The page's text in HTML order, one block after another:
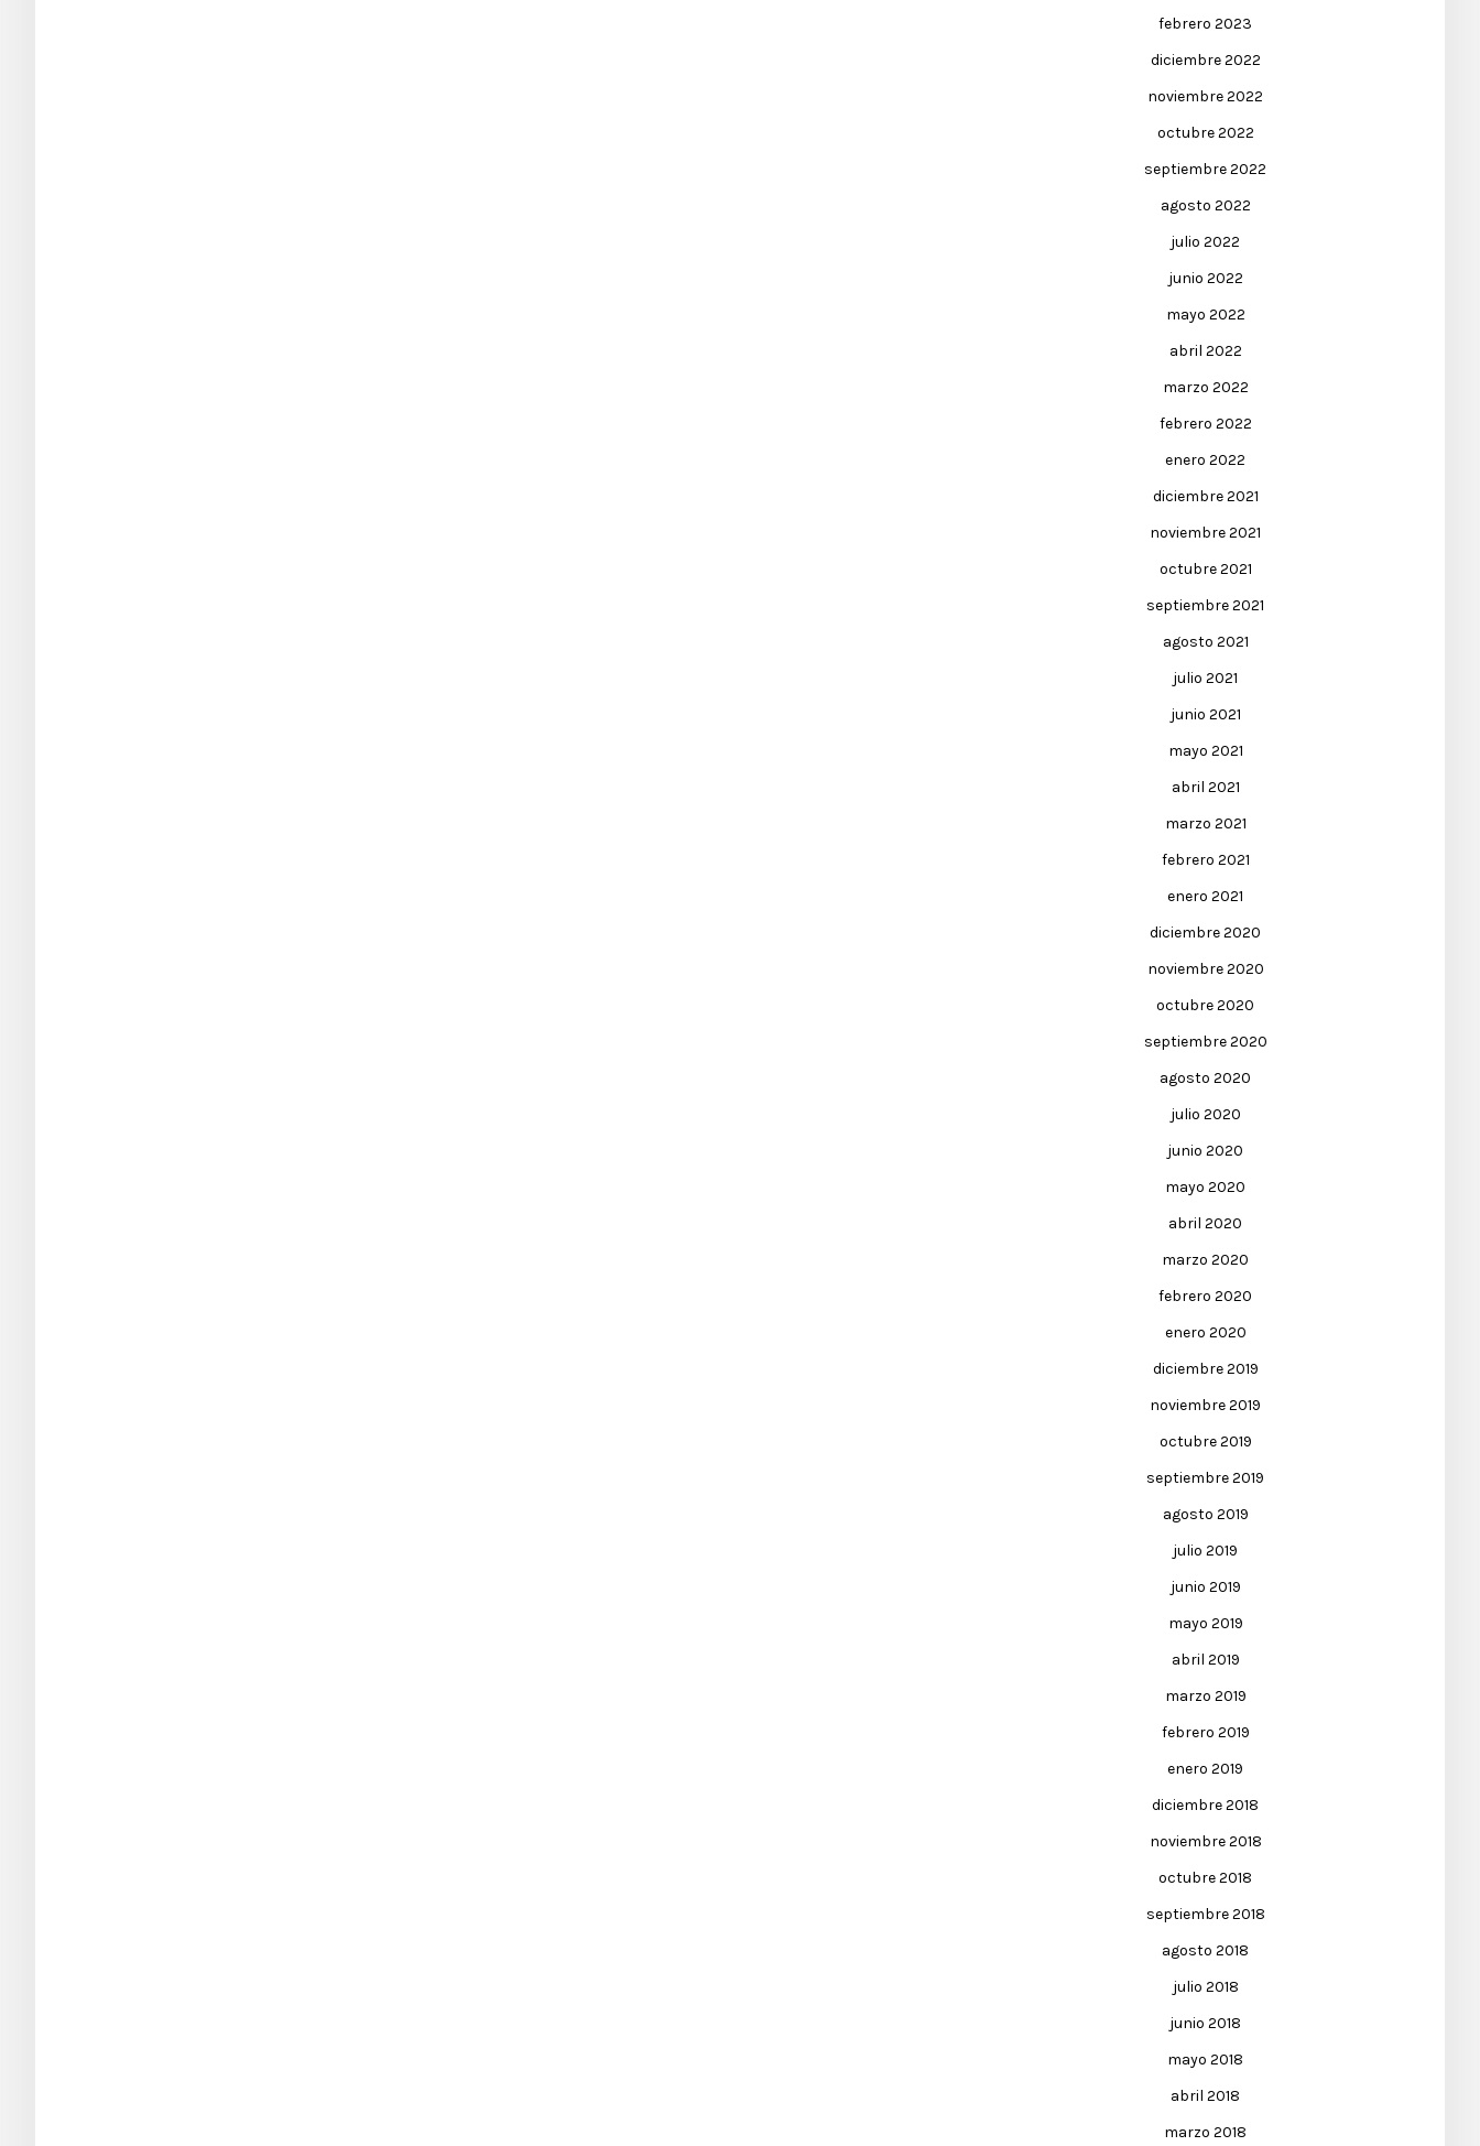
febrero 2023
diciembre 2022
noviembre 2022
octubre 2022
septiembre 2022
agosto 2022
julio 2022
junio 2022
mayo 2022
abril 2022
marzo 2022
febrero 2022
enero 2022
diciembre 2021
noviembre 2021
octubre 2021
septiembre 2021
agosto 2021
julio 2021
junio 2021
mayo 2021
abril 2021
marzo 2021
febrero 2021
enero 2021
diciembre 2020
noviembre 2020
octubre 2020
septiembre 2020
agosto 2020
julio 2020
junio 2020
mayo 2020
abril 2020
marzo 2020
febrero 2020
enero 2020
diciembre 2019
noviembre 2019
octubre 2019
septiembre 2019
agosto 2019
julio 2019
junio 2019
mayo 2019
abril 2019
marzo 2019
febrero 2019
enero 2019
diciembre 2018
noviembre 2018
octubre 2018
septiembre 2018
agosto 2018
julio 2018
junio 2018
mayo 2018
abril 2018
marzo 2018